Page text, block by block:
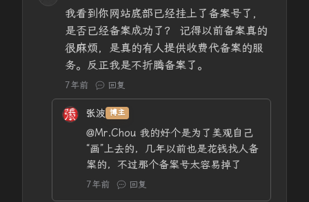
我看到你网站底部已经挂上了备案号了，
是否已经备案成功了？ 记得以前备案真的
很麻烦，是真的有人提供收费代备案的服
务。反正我是不折腾备案了。
7年前 回复
张波 博主
@Mr.Chou 我的好个是为了美观自己
“画”上去的，几年以前也是花钱找人备
案的，不过那个备案号太容易掉了
7年前 回复